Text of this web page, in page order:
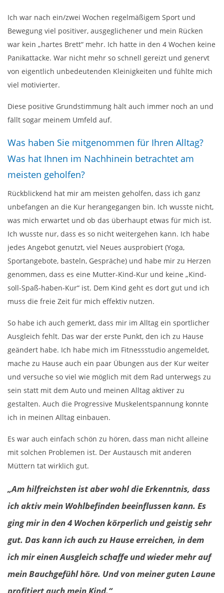
Ich war nach ein/zwei Wochen regelmäßigem Sport und
Bewegung viel positiver, ausgeglichener und mein Rücken
war kein „hartes Brett“ mehr. Ich hatte in den 4 Wochen keine
Panikattacke. War nicht mehr so schnell gereizt und genervt
von eigentlich unbedeutenden Kleinigkeiten und fühlte mich
viel motivierter.
Diese positive Grundstimmung hält auch immer noch an und
fällt sogar meinem Umfeld auf.
Was haben Sie mitgenommen für Ihren Alltag?
Was hat Ihnen im Nachhinein betrachtet am
meisten geholfen?
Rückblickend hat mir am meisten geholfen, dass ich ganz
unbefangen an die Kur herangegangen bin. Ich wusste nicht,
was mich erwartet und ob das überhaupt etwas für mich ist.
Ich wusste nur, dass es so nicht weitergehen kann. Ich habe
jedes Angebot genutzt, viel Neues ausprobiert (Yoga,
Sportangebote, basteln, Gespräche) und habe mir zu Herzen
genommen, dass es eine Mutter-Kind-Kur und keine „Kind-
soll-Spaß-haben-Kur“ ist. Dem Kind geht es dort gut und ich
muss die freie Zeit für mich effektiv nutzen.
So habe ich auch gemerkt, dass mir im Alltag ein sportlicher
Ausgleich fehlt. Das war der erste Punkt, den ich zu Hause
geändert habe. Ich habe mich im Fitnessstudio angemeldet,
mache zu Hause auch ein paar Übungen aus der Kur weiter
und versuche so viel wie möglich mit dem Rad unterwegs zu
sein statt mit dem Auto und meinen Alltag aktiver zu
gestalten. Auch die Progressive Muskelentspannung konnte
ich in meinen Alltag einbauen.
Es war auch einfach schön zu hören, dass man nicht alleine
mit solchen Problemen ist. Der Austausch mit anderen
Müttern tat wirklich gut.
„Am hilfreichsten ist aber wohl die Erkenntnis, dass
ich aktiv mein Wohlbefinden beeinflussen kann. Es
ging mir in den 4 Wochen körperlich und geistig sehr
gut. Das kann ich auch zu Hause erreichen, in dem
ich mir einen Ausgleich schaffe und wieder mehr auf
mein Bauchgefühl höre. Und von meiner guten Laune
profitiert auch mein Kind.“